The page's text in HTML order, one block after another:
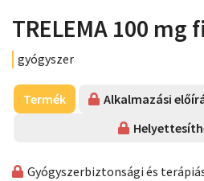
TRELEMA 100
gyógyszer
Termék Alkalmazási
Gyógyszerbiztonsági és